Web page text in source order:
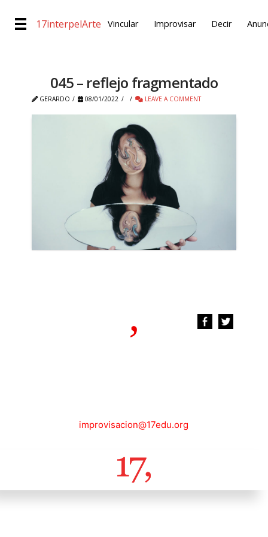
17interpelArte Vincular Improvisar Decir
045 – reflejo fragmentado
GERARDO 08/01/2022 LEAVE A COMMENT
improvisacion@17edu.org